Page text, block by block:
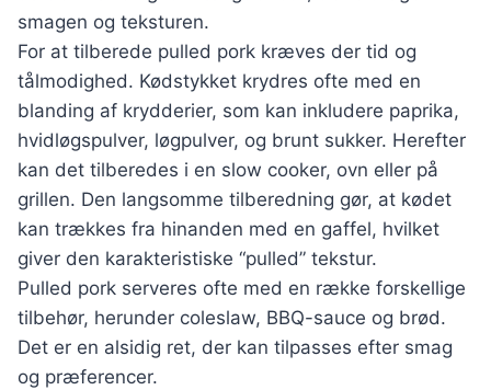
smagen og teksturen.
For at tilberede pulled pork kræves der tid og
tålmodighed. Kødstykket krydres ofte med en
blanding af krydderier, som kan inkludere paprika,
hvidløgspulver, løgpulver, og brunt sukker. Herefter
kan det tilberedes i en slow cooker, ovn eller på
grillen. Den langsomme tilberedning gør, at kødet
kan trækkes fra hinanden med en gaffel, hvilket
giver den karakteristiske “pulled” tekstur.
Pulled pork serveres ofte med en række forskellige
tilbehør, herunder coleslaw, BBQ-sauce og brød.
Det er en alsidig ret, der kan tilpasses efter smag
og præferencer.